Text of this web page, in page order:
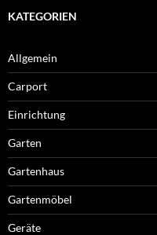
KATEGORIEN
Allgemein
Carport
Einrichtung
Garten
Gartenhaus
Gartenmöbel
Geräte